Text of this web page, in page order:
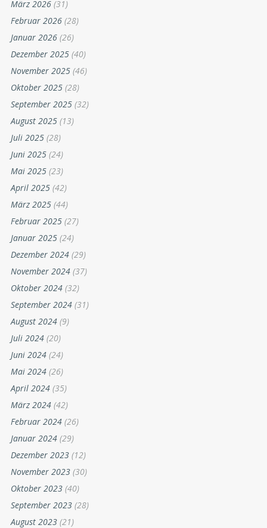
März 2026 (31)
Februar 2026 (28)
Januar 2026 (26)
Dezember 2025 (40)
November 2025 (46)
Oktober 2025 (28)
September 2025 (32)
August 2025 (13)
Juli 2025 (28)
Juni 2025 (24)
Mai 2025 (23)
April 2025 (42)
März 2025 (44)
Februar 2025 (27)
Januar 2025 (24)
Dezember 2024 (29)
November 2024 (37)
Oktober 2024 (32)
September 2024 (31)
August 2024 (9)
Juli 2024 (20)
Juni 2024 (24)
Mai 2024 (26)
April 2024 (35)
März 2024 (42)
Februar 2024 (26)
Januar 2024 (29)
Dezember 2023 (12)
November 2023 (30)
Oktober 2023 (40)
September 2023 (28)
August 2023 (21)